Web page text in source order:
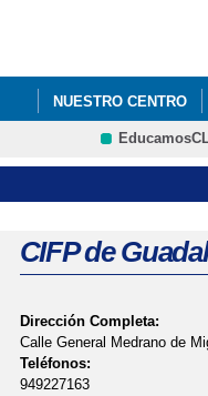
NUESTRO CENTRO
CIFP de
Dirección Completa:
Calle General Medrano de
Teléfonos:
949227163